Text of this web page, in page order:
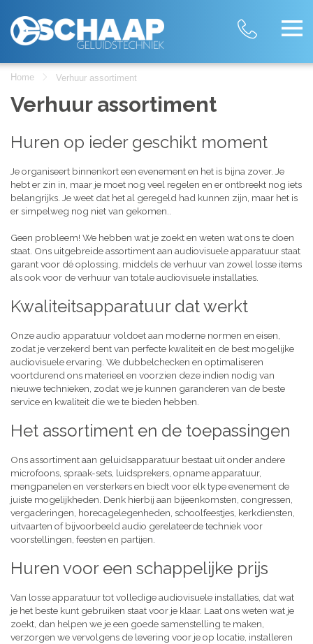
Home Verhuur assortiment
Verhuur assortiment
Huren op ieder geschikt moment
Je organiseert binnenkort een evenement en het is bijna zover. Je
hebt er zin in, maar je moet nog veel regelen en er ontbreekt nog iets
belangrijks. Je weet dat het al geregeld had kunnen zijn, maar het is
er simpelweg nog niet van gekomen..
Geen probleem! We hebben wat je zoekt en weten wat ons te doen
staat. Ons uitgebreide assortiment aan audiovisuele apparatuur staat
garant voor dé oplossing, middels de verhuur van zowel losse items
als ook voor de verhuur van totale audiovisuele installaties.
Kwaliteitsapparatuur dat werkt
Onze audio apparatuur voldoet aan moderne normen en eisen,
zodat je verzekerd bent van perfecte kwaliteit en de best mogelijke
audiovisuele ervaring. We dubbelchecken en optimaliseren
voortdurend ons materieel en voorzien deze indien nodig van
nieuwe technieken, zodat we je kunnen garanderen van de beste
service en kwaliteit die we te bieden hebben.
Het assortiment en de toepassingen
Ons assortiment aan geluidsapparatuur bestaat uit onder andere
microfoons, spraak-sets, luidsprekers, opname apparatuur,
mengpanelen en versterkers en biedt voor elk type evenement de
juiste mogelijkheden. Denk hierbij aan bijeenkomsten, congressen,
vergaderingen, horecagelegenheden, schoolfeestjes, kerkdiensten,
uitvaarten of bijvoorbeeld audio gerelateerde techniek voor
voorstellingen, feesten en partijen.
Huren voor een schappelijke prijs
Van losse apparatuur tot volledige audiovisuele installaties, dat wat
je het beste kunt gebruiken staat voor je klaar. Laat ons weten wat je
zoekt, dan helpen we je een goede samenstelling te maken,
verzorgen we vervolgens de levering voor je op locatie, installeren